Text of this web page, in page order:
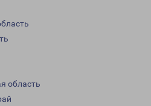
область